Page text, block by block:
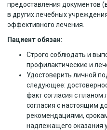
предоставления документов
в других лечебных
эффективного лечения.
Пациент обязан:
Строго соблюдать и
профилактические и
Удостоверить личной
следующее:
факт согласия с планом
согласия с настоящим
рекомендациями,
надлежащего оказания